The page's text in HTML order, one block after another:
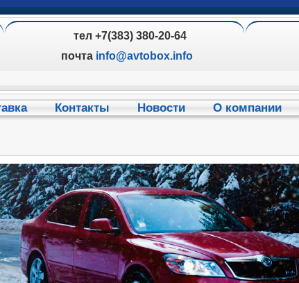
тел +7(383) 380-20-64
почта info@avtobox.info
Контакты Новости О компании